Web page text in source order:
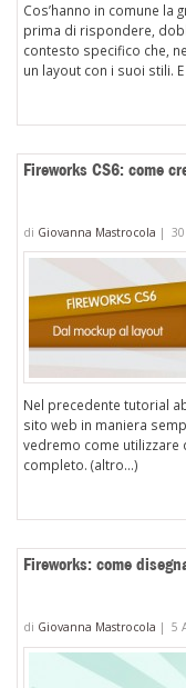
Cos’hanno in comune la
prima di rispondere,
contesto specifico che,
un layout con i suoi stili.
Fireworks CS6: come
di Giovanna Mastrocola |
Nel precedente tutorial
sito web in maniera
vedremo come
completo. (altro…)
Fireworks: come
di Giovanna Mastrocola | 5